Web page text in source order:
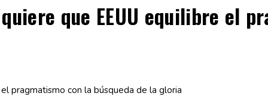
que EEUU equilibre el